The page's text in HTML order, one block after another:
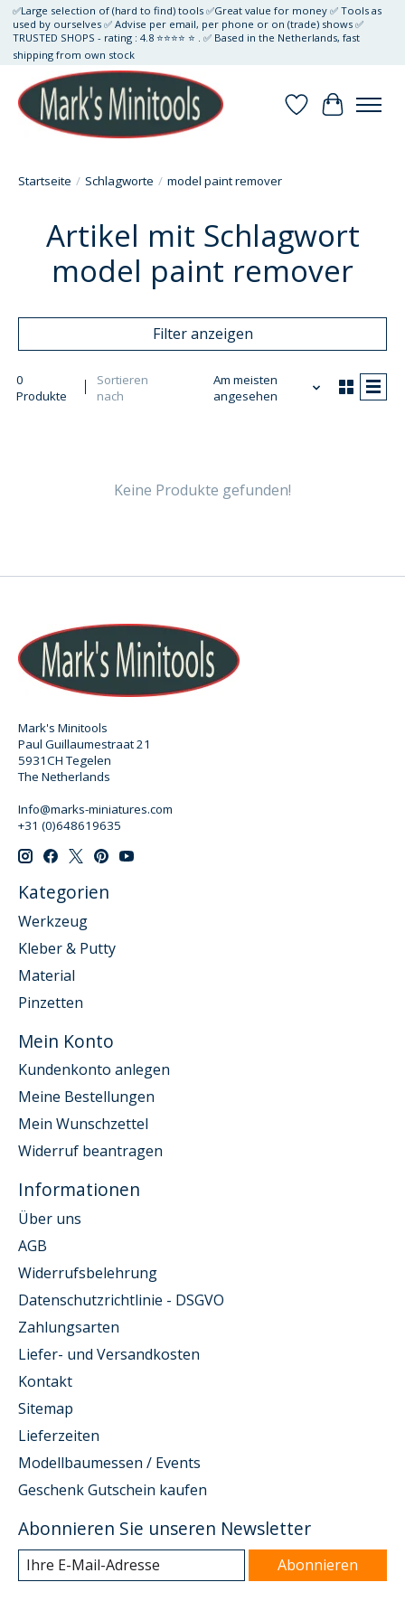
✅Large selection of (hard to find) tools ✅Great value for money ✅ Tools as
used by ourselves ✅ Advise per email, per phone or on (trade) shows ✅
TRUSTED SHOPS - rating : 4.8 ⭐⭐⭐⭐ ⭐ . ✅ Based in the Netherlands, fast
shipping from own stock
Wunschzettel
Ihr
Startseite / Schlagworte / model paint remover
Artikel mit Schlagwort
model paint remover
Filter anzeigen
0
Produkte
Sortieren
nach
Am meisten
angesehen
Keine Produkte gefunden!
Mark's Minitools
Paul Guillaumestraat 21
5931CH Tegelen
The Netherlands
Info@marks-miniatures.com
+31 (0)648619635
Kategorien
Werkzeug
Kleber & Putty
Material
Pinzetten
Mein Konto
Kundenkonto anlegen
Meine Bestellungen
Mein Wunschzettel
Widerruf beantragen
Informationen
Über uns
AGB
Widerrufsbelehrung
Datenschutzrichtlinie - DSGVO
Zahlungsarten
Liefer- und Versandkosten
Kontakt
Sitemap
Lieferzeiten
Modellbaumessen / Events
Geschenk Gutschein kaufen
Abonnieren Sie unseren Newsletter
Abonnieren